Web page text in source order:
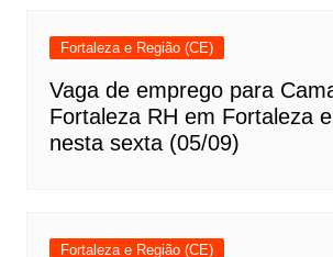
Fortaleza e Região (CE)
Vaga de emprego para
Fortaleza RH em Fortaleza
nesta sexta (05/09)
Fortaleza e Região (CE)